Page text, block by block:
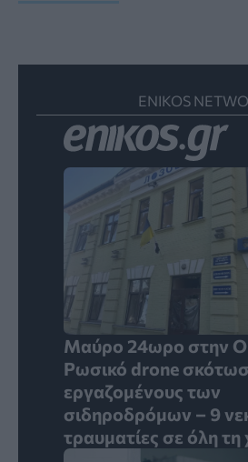
ENIKOS
Μαύρο 24ωρο στην
Ρωσικό drone
εργαζομένους των
σιδηροδρόμων – 9
τραυματίες σε όλη τη